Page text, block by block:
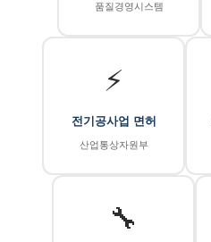
품질경영시스템
⚡
전기공사업 면허
산업통상자원부
🔧